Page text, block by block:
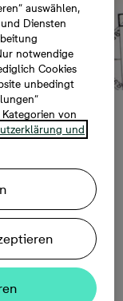
sich
der Parkstadt
auswählen,
Diensten
notwendige
Cookies
unbedingt
von
und